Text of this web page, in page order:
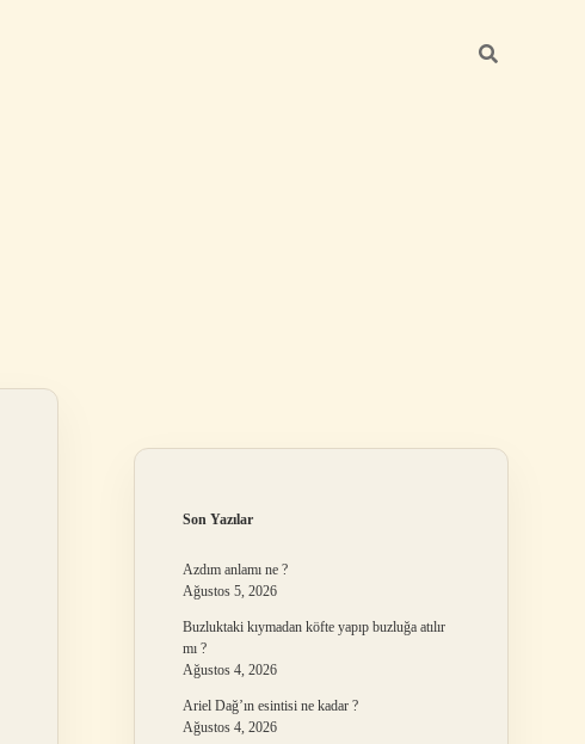
Son Yazılar
Azdım anlamı ne ?
Ağustos 5, 2026
Buzluktaki kıymadan köfte yapıp buzluğa atılır
mı ?
Ağustos 4, 2026
Ariel Dağ’ın esintisi ne kadar ?
Ağustos 4, 2026